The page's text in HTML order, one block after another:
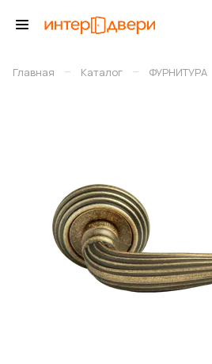
Главная – Каталог – ФУРНИТУРА